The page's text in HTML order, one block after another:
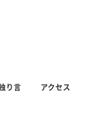
り言 アクセス